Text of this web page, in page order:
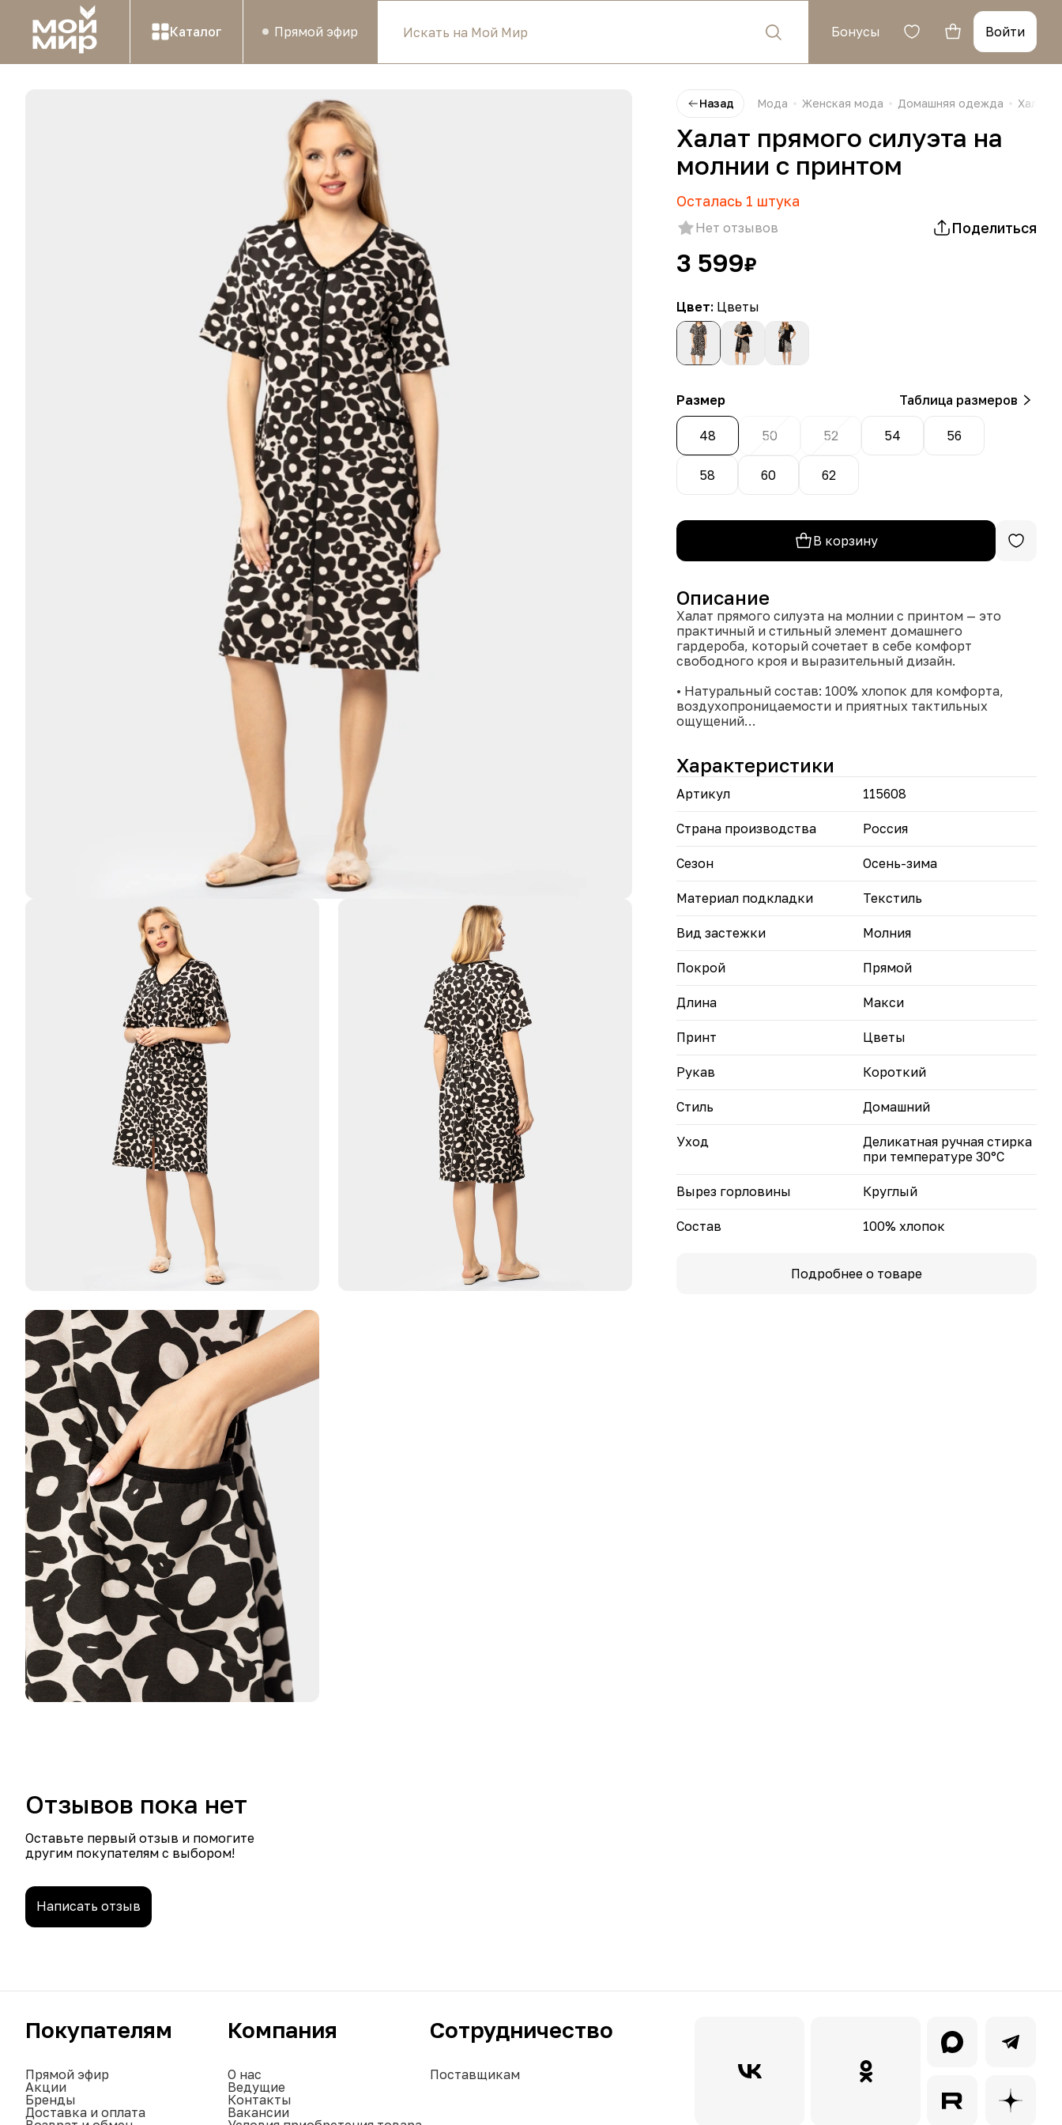
Каталог Прямой эфир Бонусы Войти
Назад Мода Женская мода Домашняя одежда Халаты
Халат прямого силуэта на
молнии с принтом
Осталась 1 штука
Нет отзывов Поделиться
3 599₽
Цвет: Цветы
Размер Таблица размеров
48 50 52 54 56
58 60 62
В корзину
Описание
Халат прямого силуэта на молнии с принтом — это
практичный и стильный элемент домашнего
гардероба, который сочетает в себе комфорт
свободного кроя и выразительный дизайн.
• Натуральный состав: 100% хлопок для комфорта,
воздухопроницаемости и приятных тактильных
ощущений
• Выразительные варианты принтов на выбор.
Создаёт уютное настроение и подчёркивает
обстановке.
Характеристики
Артикул 115608
Страна производства Россия
Сезон Осень-зима
Материал подкладки Текстиль
Вид застежки Молния
Покрой Прямой
Длина Макси
Принт Цветы
Рукав Короткий
Стиль Домашний
Уход
Деликатная ручная стирка
при температуре 30°С
Вырез горловины Круглый
Состав 100% хлопок
Подробнее о товаре
Отзывов пока нет
Оставьте первый отзыв и помогите
другим покупателям с выбором!
Написать отзыв
Покупателям
Прямой эфир
Акции
Бренды
Доставка и оплата
Компания
О нас
Ведущие
Контакты
Вакансии
Сотрудничество
Поставщикам